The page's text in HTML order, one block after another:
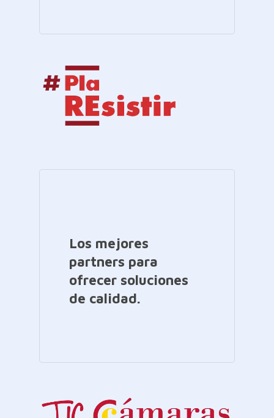
Los mejores
partners para
ofrecer soluciones
de calidad.